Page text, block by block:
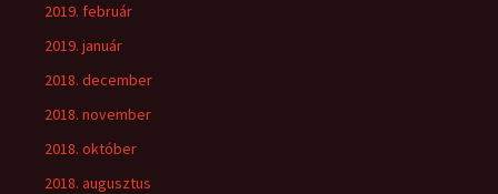
2019. február
2019. január
2018. december
2018. november
2018. október
2018. augusztus